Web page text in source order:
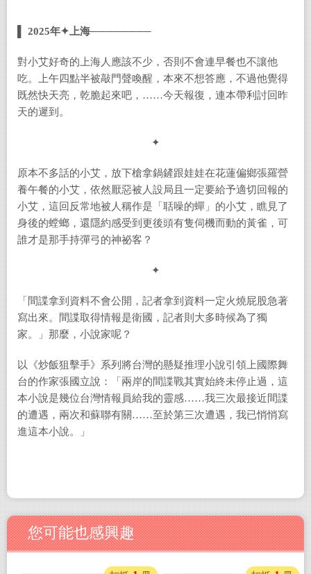
▌ 2025年✦上海────────
對小艾好奇的上海人應該不少，否則不會連早餐也不讓他
吃。上午四點半被敲門聲喚醒，本來不想答應，不過他覺得
既然快天亮，乾脆起來吧，……今天報復，連本帶利討回昨
天的遲到。
✦
原本不多話的小艾，放下槍拿鍋鏟跟娃娃在花蓮偏鄉張羅營
養午餐的小艾，依然厭惡被人設局且一定要給予適切回報的
小艾，這回反常地被人稱作是「聒噪的蟬」的小艾，瞧見了
身後的螳螂，還隱約感受到更後頭有隻伺機而動的黃雀，可
誰才是那手持彈弓的神祕客？
✦
「間諜拿到資料不會公開，記者拿到資料一定火燒屁股急著
寫出來。間諜取得情報是衛國，記者則大多時候為了獨
家。」那麼，小說家呢？
以《炒飯狙擊手》系列將台灣的懸疑推理小說引領上國際舞
台的作家張國立說：「兩岸的間諜戰其實始終未停止過，這
本小說是幾位台灣情報員給我的靈感……我三次最接近間諜
的遭遇，兩次和蘇聯有關……至於第三次遭遇，我已悄悄寫
進這本小說。」
您可能也感興趣